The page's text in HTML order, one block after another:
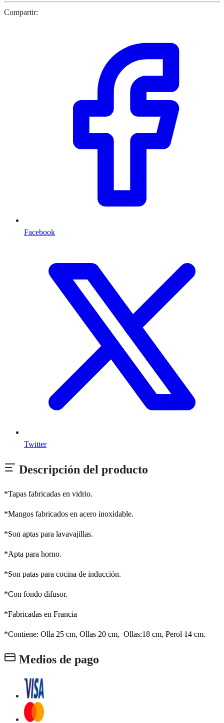
Compartir:
Facebook
Twitter
Descripción del producto
*Tapas fabricadas en vidrio.
*Mangos fabricados en acero inoxidable.
*Son aptas para lavavajillas.
*Apta para horno.
*Son patas para cocina de inducción.
*Con fondo difusor.
*Fabricadas en Francia
*Contiene: Olla 25 cm, Ollas 20 cm, Ollas:18 cm, Perol 14 cm.
Medios de pago